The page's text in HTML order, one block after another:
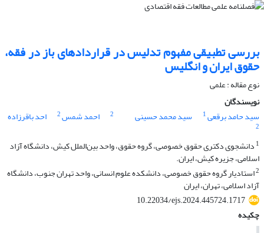
بررسی تطبیقی مفهوم تدلیس در قراردادهای باز در فقه،
حقوق ایران و انگلیس
نوع مقاله : علمی
نویسندگان
سید حامد برقعی1 سید محمد حسینی 2 احمد شمس2 احد باقرزاده
2
1 دانشجوی دکتری حقوق خصوصی، گروه حقوق، واحد بین‌الملل کیش، دانشگاه آزاد
اسلامی، جزیره کیش، ایران.
2استادیار گروه حقوق خصوصی، دانشکده علوم انسانی، واحد تهران جنوب، دانشگاه
آزاد اسلامی، تهران، ایران
10.22034/ejs.2024.445724.1717
چکیده